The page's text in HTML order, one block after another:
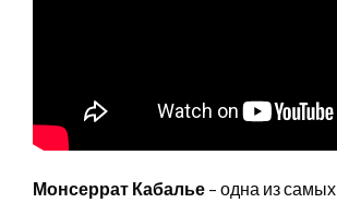
Монсеррат Кабалье – одна из самых